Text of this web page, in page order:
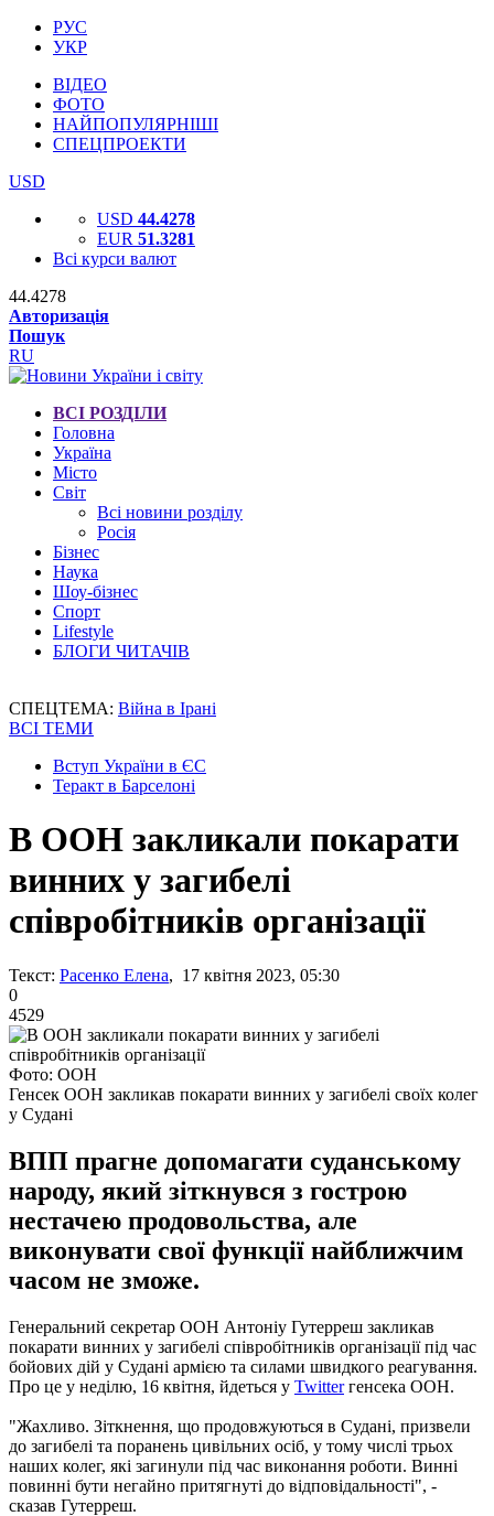
РУС
УКР
ВІДЕО
ФОТО
НАЙПОПУЛЯРНІШІ
СПЕЦПРОЕКТИ
USD
USD 44.4278
EUR 51.3281
Всі курси валют
44.4278
Авторизація
Пошук
RU
ВСІ РОЗДІЛИ
Головна
Україна
Місто
Світ
Всі новини розділу
Росія
Бізнес
Наука
Шоу-бізнес
Спорт
Lifestyle
БЛОГИ ЧИТАЧІВ
СПЕЦТЕМА: Війна в Ірані
ВСІ ТЕМИ
Вступ України в ЄС
Теракт в Барселоні
В ООН закликали покарати
винних у загибелі
співробітників організації
Текст: Расенко Елена, 17 квітня 2023, 05:30
0
4529
Фото: ООН
Генсек ООН закликав покарати винних у загибелі своїх колег
у Судані
ВПП прагне допомагати суданському
народу, який зіткнувся з гострою
нестачею продовольства, але
виконувати свої функції найближчим
часом не зможе.
Генеральний секретар ООН Антоніу Гутерреш закликав
покарати винних у загибелі співробітників організації під час
бойових дій у Судані армією та силами швидкого реагування.
Про це у неділю, 16 квітня, йдеться у Twitterгенсека ООН.
"Жахливо. Зіткнення, що продовжуються в Судані, призвели
до загибелі та поранень цивільних осіб, у тому числі трьох
наших колег, які загинули під час виконання роботи. Винні
повинні бути негайно притягнуті до відповідальності", -
сказав Гутерреш.